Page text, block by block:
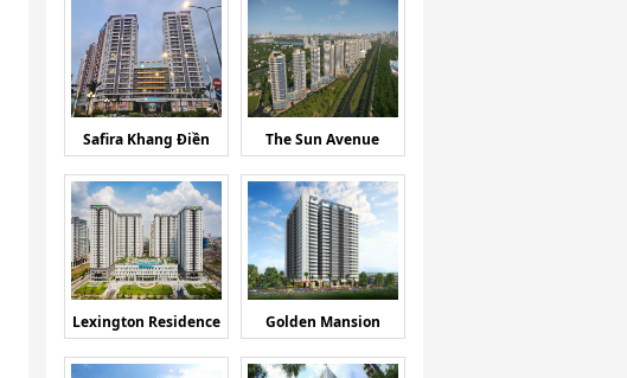
Safira Khang Điền The Sun Avenue
Lexington Residence Golden Mansion